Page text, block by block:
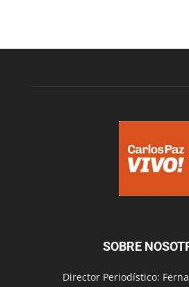
SOBRE
Director Periodístico: